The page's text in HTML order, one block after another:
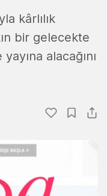
kârlılık
bir gelecekte
alacağını